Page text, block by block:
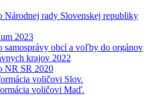
Národnej rady Slovenskej republiky
2023
samosprávy obcí a voľby do orgánov
krajov 2022
NR SR 2020
voličovi Slov.
voličovi Maď.